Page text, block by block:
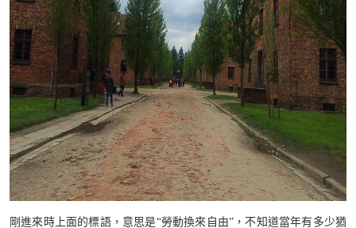
剛進來時上面的標語，意思是“勞動換來自由”，不知道當年有多少猶